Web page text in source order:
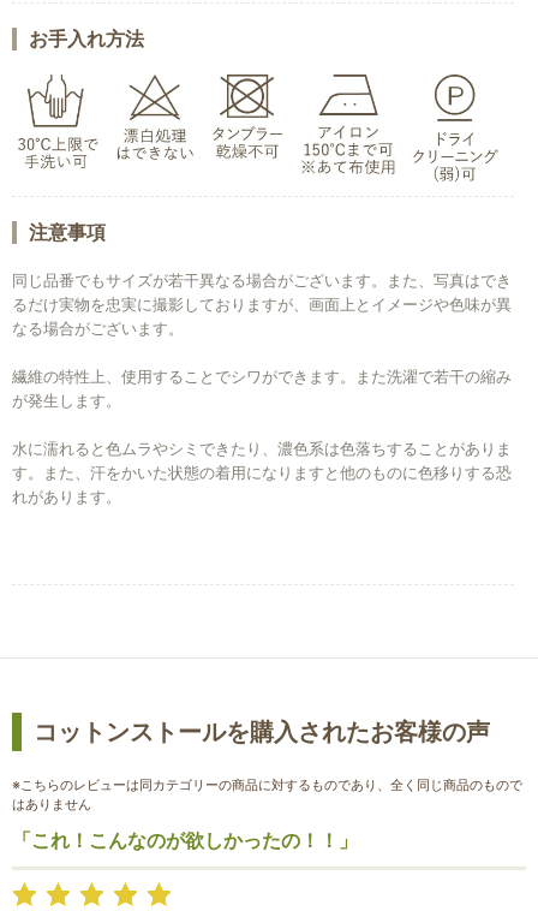
お買い物を続ける カートへ進む
お手入れ方法
注意事項
同じ品番でもサイズが若干異なる場合がございます。また、写真はでき
るだけ実物を忠実に撮影しておりますが、画面上とイメージや色味が異
なる場合がございます。
繊維の特性上、使用することでシワができます。また洗濯で若干の縮み
が発生します。
水に濡れると色ムラやシミできたり、濃色系は色落ちすることがありま
す。また、汗をかいた状態の着用になりますと他のものに色移りする恐
れがあります。
コットンストールを購入されたお客様の声
※こちらのレビューは同カテゴリーの商品に対するものであり、全く同じ商品のもので
はありません
「これ！こんなのが欲しかったの！！」